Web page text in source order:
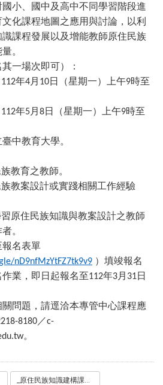
小、國中及高中不同學習階段進
化課程地圖之應用與討論，以利
課程發展以及增能教師原住民族
。
一場次即可）：
112年4月 10日（星期一）上午9時至
112年5月 8日（星期一）上午9時至
中教育大學。
教育之教師。
教案設計或實踐相關工作經驗
原住民族知識與教案設計之教師
。
報名表單
nD9nfMzYtFZ7tk9v9 ）填竣報名
業，即日起報名至112年3月 31日
問題，請逕洽本專管中心課程應
8180 ／c-
。
_原住民族知識建構課程地圖工作坊_2.pdf